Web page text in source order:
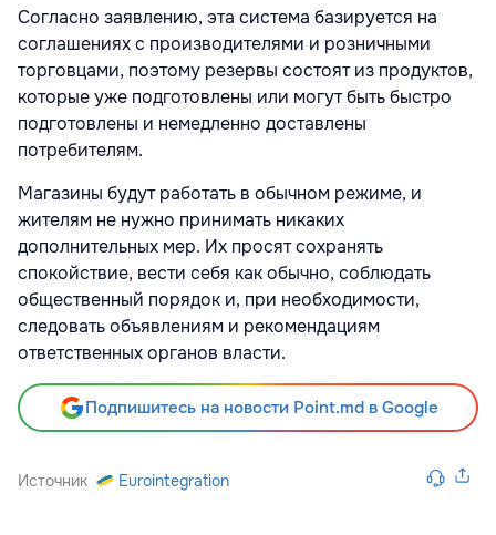
Согласно заявлению, эта система базируется на
соглашениях с производителями и розничными
торговцами, поэтому резервы состоят из продуктов,
которые уже подготовлены или могут быть быстро
подготовлены и немедленно доставлены
потребителям.
Магазины будут работать в обычном режиме, и
жителям не нужно принимать никаких
дополнительных мер. Их просят сохранять
спокойствие, вести себя как обычно, соблюдать
общественный порядок и, при необходимости,
следовать объявлениям и рекомендациям
ответственных органов власти.
Подпишитесь на новости Point.md в Google
Источник Eurointegration